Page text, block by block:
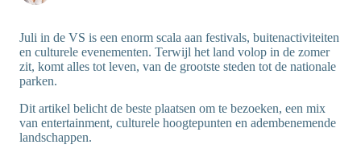
Juli in de VS is een enorm scala aan festivals, buitenactiviteiten
en culturele evenementen. Terwijl het land volop in de zomer
zit, komt alles tot leven, van de grootste steden tot de nationale
parken.
Dit artikel belicht de beste plaatsen om te bezoeken, een mix
van entertainment, culturele hoogtepunten en adembenemende
landschappen.